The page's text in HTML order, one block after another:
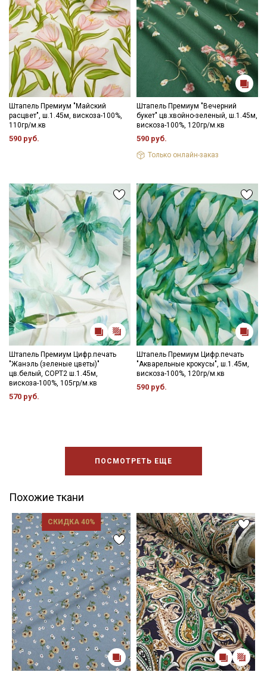
Штапель Премиум "Майский
расцвет", ш.1.45м, вискоза-100%,
110гр/м.кв
590 руб.
Штапель Премиум "Вечерний
букет" цв.хвойно-зеленый, ш.1.45м,
вискоза-100%, 120гр/м.кв
590 руб.
Только онлайн-заказ
Штапель Премиум Цифр.печать
"Жанэль (зеленые цветы)"
цв.белый, СОРТ2 ш.1.45м,
вискоза-100%, 105гр/м.кв
570 руб.
Штапель Премиум Цифр.печать
"Акварельные крокусы", ш.1.45м,
вискоза-100%, 120гр/м.кв
590 руб.
ПОСМОТРЕТЬ ЕЩЕ
Похожие ткани
СКИДКА 40%